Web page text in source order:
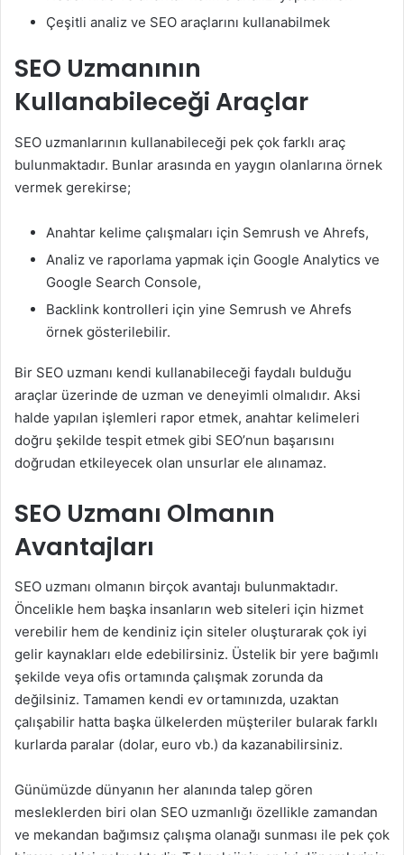
Çeşitli analiz ve SEO araçlarını kullanabilmek
SEO Uzmanının
Kullanabileceği Araçlar
SEO uzmanlarının kullanabileceği pek çok farklı araç
bulunmaktadır. Bunlar arasında en yaygın olanlarına örnek
vermek gerekirse;
Anahtar kelime çalışmaları için Semrush ve Ahrefs,
Analiz ve raporlama yapmak için Google Analytics ve
Google Search Console,
Backlink kontrolleri için yine Semrush ve Ahrefs
örnek gösterilebilir.
Bir SEO uzmanı kendi kullanabileceği faydalı bulduğu
araçlar üzerinde de uzman ve deneyimli olmalıdır. Aksi
halde yapılan işlemleri rapor etmek, anahtar kelimeleri
doğru şekilde tespit etmek gibi SEO’nun başarısını
doğrudan etkileyecek olan unsurlar ele alınamaz.
SEO Uzmanı Olmanın
Avantajları
SEO uzmanı olmanın birçok avantajı bulunmaktadır.
Öncelikle hem başka insanların web siteleri için hizmet
verebilir hem de kendiniz için siteler oluşturarak çok iyi
gelir kaynakları elde edebilirsiniz. Üstelik bir yere bağımlı
şekilde veya ofis ortamında çalışmak zorunda da
değilsiniz. Tamamen kendi ev ortamınızda, uzaktan
çalışabilir hatta başka ülkelerden müşteriler bularak farklı
kurlarda paralar (dolar, euro vb.) da kazanabilirsiniz.
Günümüzde dünyanın her alanında talep gören
mesleklerden biri olan SEO uzmanlığı özellikle zamandan
ve mekandan bağımsız çalışma olanağı sunması ile pek çok